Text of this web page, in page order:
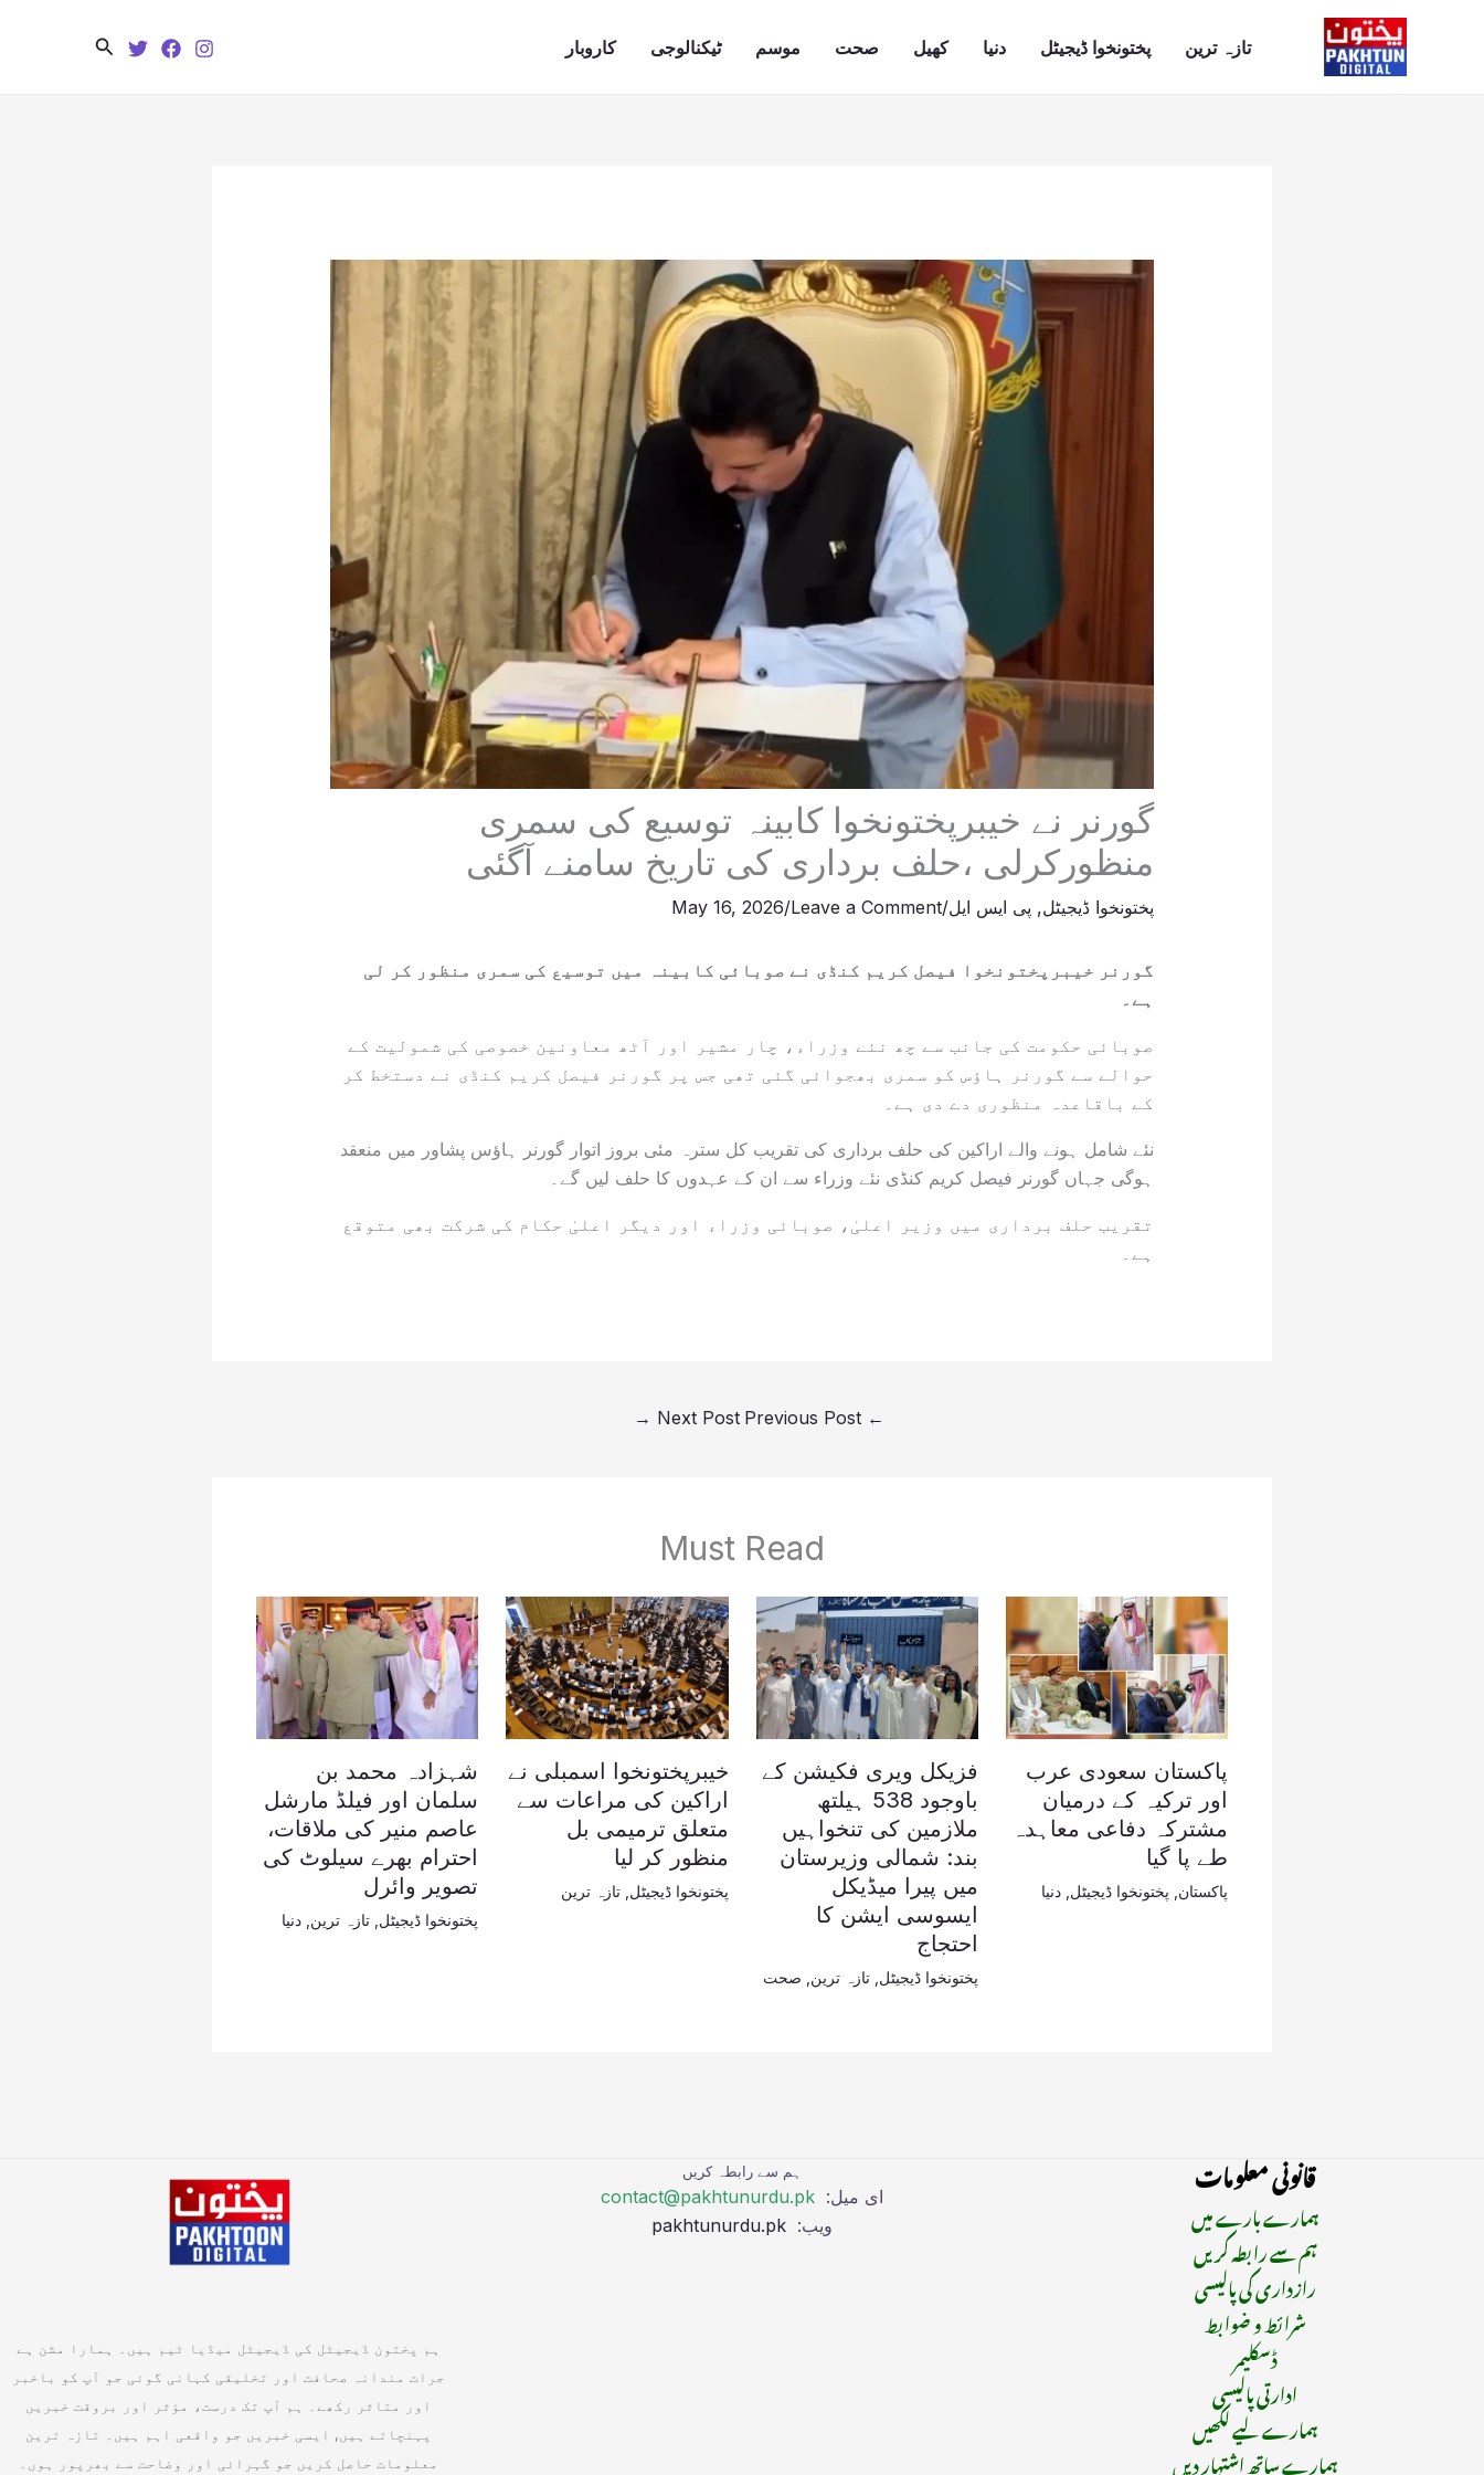
تازہ ترین پختونخوا ڈیجیٹل دنیا کھیل صحت موسم ٹیکنالوجی کاروبار Search
گورنر نے خیبرپختونخوا کابینہ توسیع کی سمری
منظورکرلی ،حلف برداری کی تاریخ سامنے آگئی
پختونخوا ڈیجیٹل, پی ایس ایل/
Leave a Comment
/
May 16, 2026
گورنر خیبرپختونخوا فیصل کریم کنڈی نے صوبائی کابینہ میں توسیع کی سمری منظور کر لی
ہے۔
صوبائی حکومت کی جانب سے چھ نئے وزراء، چار مشیر اور آٹھ معاونین خصوصی کی شمولیت کے
حوالے سے گورنر ہاؤس کو سمری بھجوائی گئی تھی جس پر گورنر فیصل کریم کنڈی نے دستخط کر
کے باقاعدہ منظوری دے دی ہے۔
نئے شامل ہونے والے اراکین کی حلف برداری کی تقریب کل سترہ مئی بروز اتوار گورنر ہاؤس پشاور میں منعقد
ہوگی جہاں گورنر فیصل کریم کنڈی نئے وزراء سے ان کے عہدوں کا حلف لیں گے۔
تقریب حلف برداری میں وزیر اعلیٰ، صوبائی وزراء اور دیگر اعلیٰ حکام کی شرکت بھی متوقع
ہے۔
←
Next Post
→
Must Read
پاکستان سعودی عرب
اور ترکیہ کے درمیان
مشترکہ دفاعی معاہدہ
طے پا گیا
پاکستان پختونخوا ڈیجیٹل دنیا
فزیکل ویری فکیشن کے
باوجود 538 ہیلتھ
ملازمین کی تنخواہیں
بند: شمالی وزیرستان
میں پیرا میڈیکل
ایسوسی ایشن کا
احتجاج
پختونخوا ڈیجیٹل ,تازہ ترین صحت
خیبرپختونخوا اسمبلی نے
اراکین کی مراعات سے
متعلق ترمیمی بل
منظور کر لیا
پختونخوا ڈیجیٹل ,تازہ ترین
شہزادہ محمد بن
سلمان اور فیلڈ مارشل
عاصم منیر کی ملاقات،
احترام بھرے سیلوٹ کی
تصویر وائرل
پختونخوا ڈیجیٹل تازہ ترین دنیا
قانونی معلومات
ہمارے بارے میں
ہم سے رابطہ کریں
رازداری کی پالیسی
شرائط و ضوابط
ڈسکلیمر
ادارتی پالیسی
ہمارے لیے لکھیں
ہمارے ساتھ اشتہار دیں
ہم سے رابطہ کریں
ای میل: contact@pakhtunurdu.pk
ویب:
ہم پختون ڈیجیٹل کی ڈیجیٹل میڈیا ٹیم ہیں۔ ہمارا مشن ہے
جرات مندانہ صحافت اور تخلیقی کہانی گوئی جو آپ کو باخبر
اور متاثر رکھے۔ ہم آپ تک درست، مؤثر اور بروقت خبریں
پہنچاتے ہیں, ایسی خبریں جو واقعی اہم ہیں۔ تازہ ترین
معلومات حاصل کریں جو گہرائی اور وضاحت سے بھرپور ہوں۔